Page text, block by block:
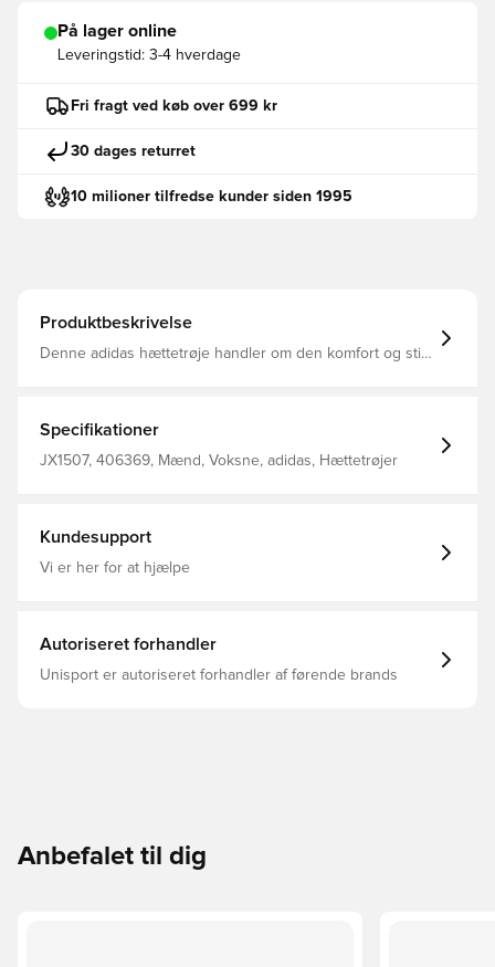
På lager online
Leveringstid: 3-4 hverdage
Fri fragt ved køb over 699 kr
30 dages returret
10 milioner tilfredse kunder siden 1995
Produktbeskrivelse
Denne adidas hættetrøje handler om den komfort og stil,
bagsiden hylder vores arv. Uanset om du har planer om
at slappe af i sofaen eller gå ud, er dit favoritlag klar på
det hele. Løs pasform Lynlåslukning Hovedmateriale: 53%
Specifikationer
JX1507, 406369, Mænd, Voksne, adidas, Hættetrøjer
Kundesupport
Vi er her for at hjælpe
Autoriseret forhandler
Unisport er autoriseret forhandler af førende brands
Anbefalet til dig